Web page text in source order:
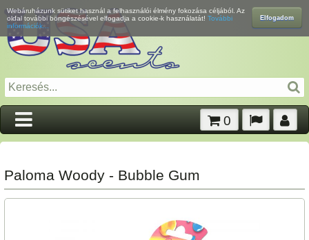
Elfogadom
Webáruházunk sütiket használ a felhasználói élmény fokozása céljából. Az
oldal további böngészésével elfogadja a cookie-k használatát! További
információk...
0
Paloma Woody - Bubble Gum